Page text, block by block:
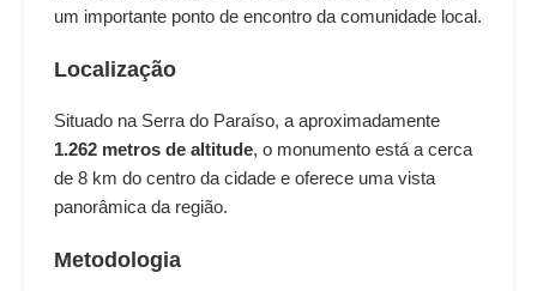
um importante ponto de encontro da comunidade local.
Localização
Situado na Serra do Paraíso, a aproximadamente
1.262 metros de altitude, o monumento está a cerca
de 8 km do centro da cidade e oferece uma vista
panorâmica da região.
Metodologia